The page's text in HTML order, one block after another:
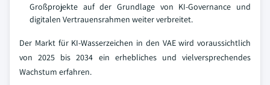
Großprojekte auf der Grundlage von KI-Governance und
digitalen Vertrauensrahmen weiter verbreitet.
Der Markt für KI-Wasserzeichen in den VAE wird voraussichtlich
von 2025 bis 2034 ein erhebliches und vielversprechendes
Wachstum erfahren.